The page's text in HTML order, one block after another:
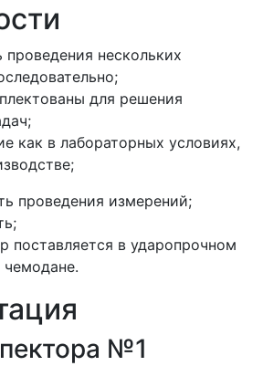
нескольких
для решения
как в лабораторных условиях,
проведения измерений;
поставляется в ударопрочном
№1